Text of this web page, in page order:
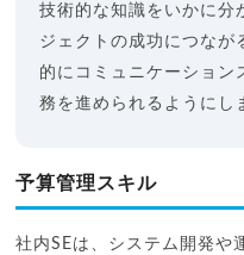
技術的な知識をいかに分
ジェクトの成功につなが
的にコミュニケーション
務を進められるようにし
予算管理スキル
社内SEは、システム開発や